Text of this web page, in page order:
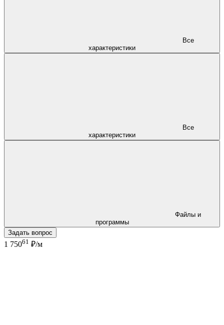
характеристики
характеристики
программы
Задать вопрос
1 75061 ₽/м